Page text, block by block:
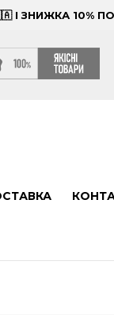
І ЗНИЖКА 10%